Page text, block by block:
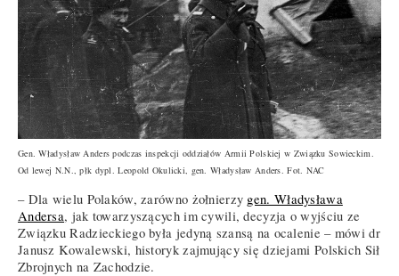
Gen. Władysław Anders podczas inspekcji oddziałów Armii Polskiej w Związku Sowieckim.
Od lewej N.N., płk dypl. Leopold Okulicki, gen. Władysław Anders. Fot. NAC
– Dla wielu Polaków, zarówno żołnierzy gen. Władysława
Andersa, jak towarzyszących im cywili, decyzja o wyjściu ze
Związku Radzieckiego była jedyną szansą na ocalenie – mówi dr
Janusz Kowalewski, historyk zajmujący się dziejami Polskich Sił
Zbrojnych na Zachodzie.